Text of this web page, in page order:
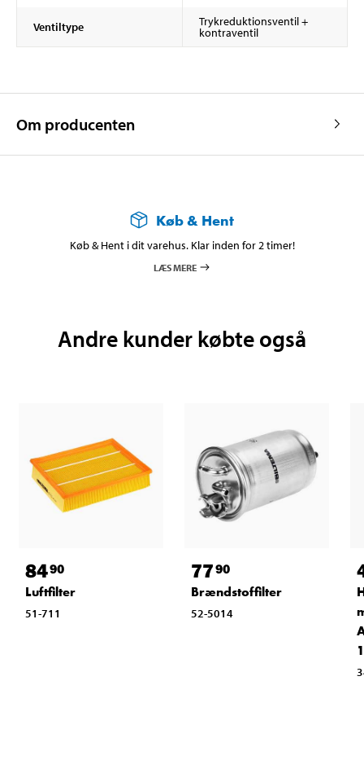
Ventiltype Trykreduktionsventil +
kontraventil
Om producenten
Køb & Hent
Køb & Hent i dit varehus. Klar inden for 2 timer!
LÆS MERE
Andre kunder købte også
8490
Luftfilter
51-711
7790
Brændstoffilter
52-5014